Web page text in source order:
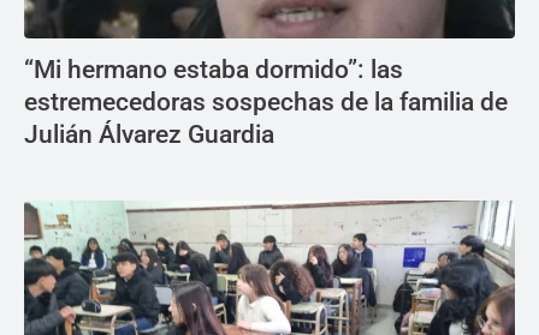
“Mi hermano estaba dormido”: las
estremecedoras sospechas de la familia de
Julián Álvarez Guardia